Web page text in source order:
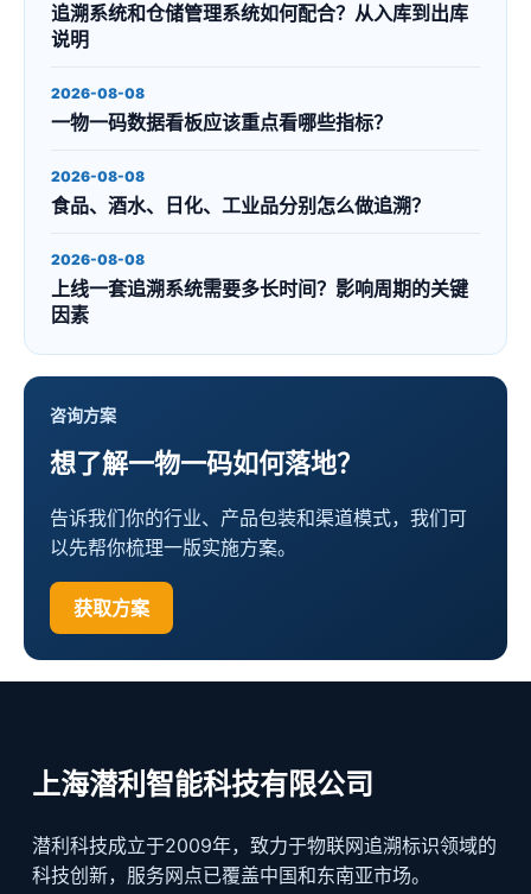
追溯系统和仓储管理系统如何配合？从入库到出库
说明
2026-08-08
一物一码数据看板应该重点看哪些指标？
2026-08-08
食品、酒水、日化、工业品分别怎么做追溯？
2026-08-08
上线一套追溯系统需要多长时间？影响周期的关键
因素
咨询方案
想了解一物一码如何落地？
告诉我们你的行业、产品包装和渠道模式，我们可
以先帮你梳理一版实施方案。
获取方案
上海潜利智能科技有限公司
潜利科技成立于2009年，致力于物联网追溯标识领域的
科技创新，服务网点已覆盖中国和东南亚市场。